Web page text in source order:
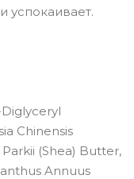
успокаивает.
Chinensis
(Shea) Butter,
Annuus